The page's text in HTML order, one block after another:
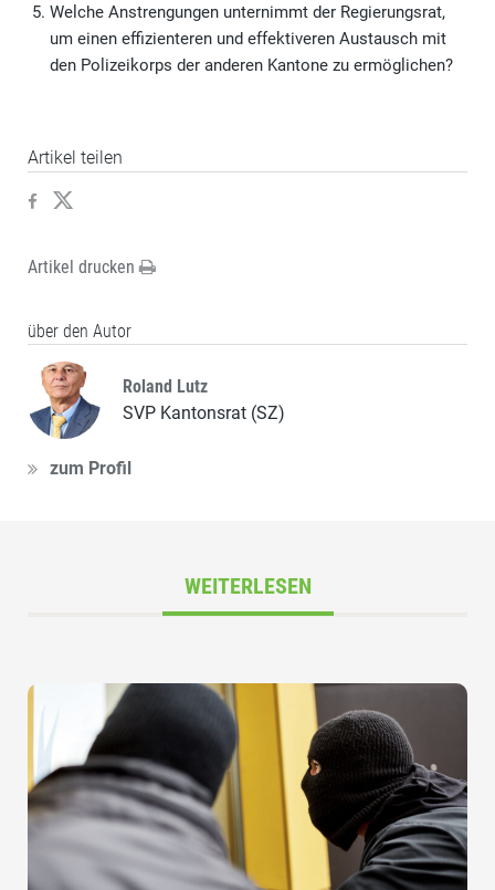
Welche Anstrengungen unternimmt der Regierungsrat,
um einen effizienteren und effektiveren Austausch mit
den Polizeikorps der anderen Kantone zu ermöglichen?
Artikel teilen
Artikel drucken
über den Autor
Roland Lutz
SVP Kantonsrat (SZ)
zum Profil
WEITERLESEN